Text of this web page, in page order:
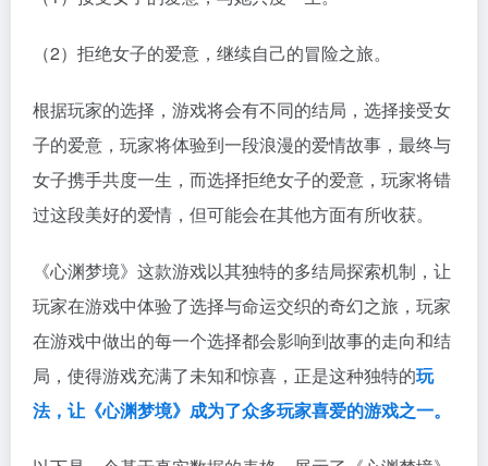
（2）拒绝女子的爱意，继续自己的冒险之旅。
根据玩家的选择，游戏将会有不同的结局，选择接受女
子的爱意，玩家将体验到一段浪漫的爱情故事，最终与
女子携手共度一生，而选择拒绝女子的爱意，玩家将错
过这段美好的爱情，但可能会在其他方面有所收获。
《心渊梦境》这款游戏以其独特的多结局探索机制，让
玩家在游戏中体验了选择与命运交织的奇幻之旅，玩家
在游戏中做出的每一个选择都会影响到故事的走向和结
局，使得游戏充满了未知和惊喜，正是这种独特的玩
法，让《心渊梦境》成为了众多玩家喜爱的游戏之一。